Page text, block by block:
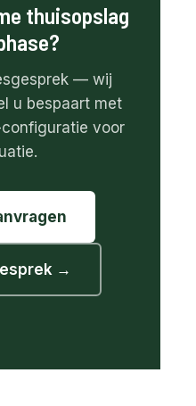
thuisopslag
— wij
u bespaart met
voor
→